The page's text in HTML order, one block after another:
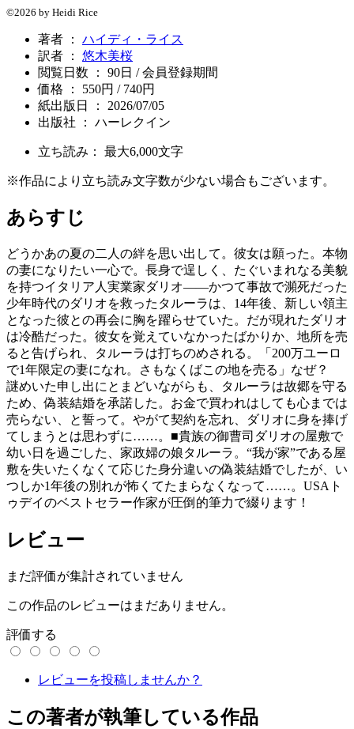
©2026 by Heidi Rice
著者 ： ハイディ・ライス
訳者 ： 悠木美桜
閲覧日数 ： 90日 / 会員登録期間
価格 ： 550円 / 740円
紙出版日 ： 2026/07/05
出版社 ： ハーレクイン
立ち読み： 最大6,000文字
※作品により立ち読み文字数が少ない場合もございます。
あらすじ
どうかあの夏の二人の絆を思い出して。彼女は願った。本物
の妻になりたい一心で。長身で逞しく、たぐいまれなる美貌
を持つイタリア人実業家ダリオ――かつて事故で瀕死だった
少年時代のダリオを救ったタルーラは、14年後、新しい領主
となった彼との再会に胸を躍らせていた。だが現れたダリオ
は冷酷だった。彼女を覚えていなかったばかりか、地所を売
ると告げられ、タルーラは打ちのめされる。「200万ユーロ
で1年限定の妻になれ。さもなくばこの地を売る」なぜ？
謎めいた申し出にとまどいながらも、タルーラは故郷を守る
ため、偽装結婚を承諾した。お金で買われはしても心までは
売らない、と誓って。やがて契約を忘れ、ダリオに身を捧げ
てしまうとは思わずに……。■貴族の御曹司ダリオの屋敷で
幼い日を過ごした、家政婦の娘タルーラ。“我が家”である屋
敷を失いたくなくて応じた身分違いの偽装結婚でしたが、い
つしか1年後の別れが怖くてたまらなくなって……。USAト
ゥデイのベストセラー作家が圧倒的筆力で綴ります！
レビュー
まだ評価が集計されていません
この作品のレビューはまだありません。
評価する
レビューを投稿しませんか？
この著者が執筆している作品